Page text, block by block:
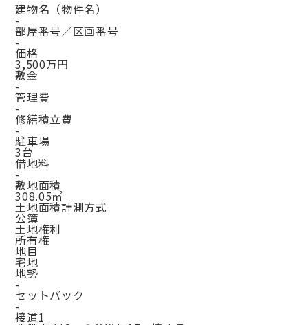
建物名（物件名）
-
部屋番号／区画番号
-
価格
3,500万円
敷金
-
管理費
-
修繕積立費
-
駐車場
3台
借地料
-
敷地面積
308.05㎡
土地面積計測方式
公簿
土地権利
所有権
地目
宅地
地勢
-
セットバック
-
接道1